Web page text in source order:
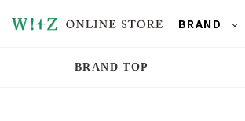
BRAND
BRAND TOP